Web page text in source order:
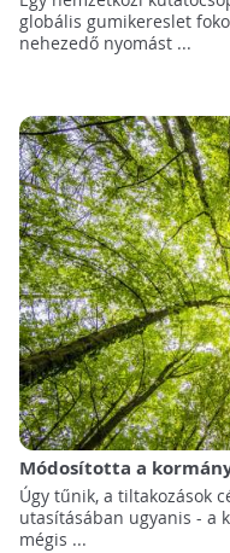
globális gumikereslet
nehezedő nyomást ...
Módosította a
Úgy tűnik, a tiltakozások
utasításában ugyanis - a
mégis ...